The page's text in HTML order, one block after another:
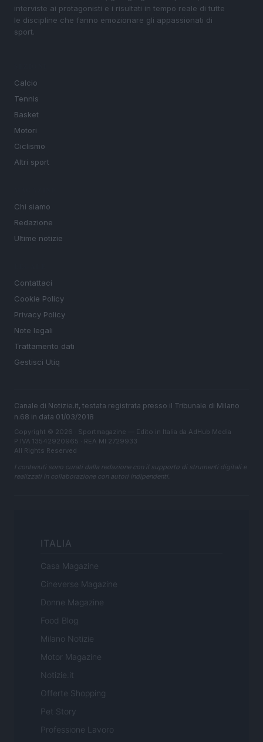
interviste ai protagonisti e i risultati in tempo reale di tutte
le discipline che fanno emozionare gli appassionati di
sport.
Calcio
Tennis
Basket
Motori
Ciclismo
Altri sport
Chi siamo
Redazione
Ultime notizie
Contattaci
Cookie Policy
Privacy Policy
Note legali
Trattamento dati
Gestisci Utiq
Canale di Notizie.it, testata registrata presso il Tribunale di Milano
n.68 in data 01/03/2018
Copyright © 2026 · Sportmagazine — Edito in Italia da AdHub Media
P.IVA 13542920965 · REA MI 2729933
All Rights Reserved
I contenuti sono curati dalla redazione con il supporto di strumenti digitali e
realizzati in collaborazione con autori indipendenti.
ITALIA
Casa Magazine
Cineverse Magazine
Donne Magazine
Food Blog
Milano Notizie
Motor Magazine
Notizie.it
Offerte Shopping
Pet Story
Professione Lavoro